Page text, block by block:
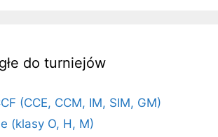
do turniejów
(CCE, CCM, IM, SIM, GM)
(klasy O, H, M)